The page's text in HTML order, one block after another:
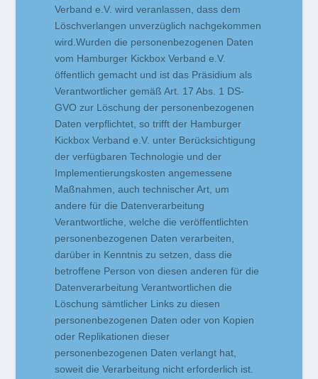
Verband e.V. wird veranlassen, dass dem
Löschverlangen unverzüglich nachgekommen
wird.Wurden die personenbezogenen Daten
vom Hamburger Kickbox Verband e.V.
öffentlich gemacht und ist das Präsidium als
Verantwortlicher gemäß Art. 17 Abs. 1 DS-
GVO zur Löschung der personenbezogenen
Daten verpflichtet, so trifft der Hamburger
Kickbox Verband e.V. unter Berücksichtigung
der verfügbaren Technologie und der
Implementierungskosten angemessene
Maßnahmen, auch technischer Art, um
andere für die Datenverarbeitung
Verantwortliche, welche die veröffentlichten
personenbezogenen Daten verarbeiten,
darüber in Kenntnis zu setzen, dass die
betroffene Person von diesen anderen für die
Datenverarbeitung Verantwortlichen die
Löschung sämtlicher Links zu diesen
personenbezogenen Daten oder von Kopien
oder Replikationen dieser
personenbezogenen Daten verlangt hat,
soweit die Verarbeitung nicht erforderlich ist.